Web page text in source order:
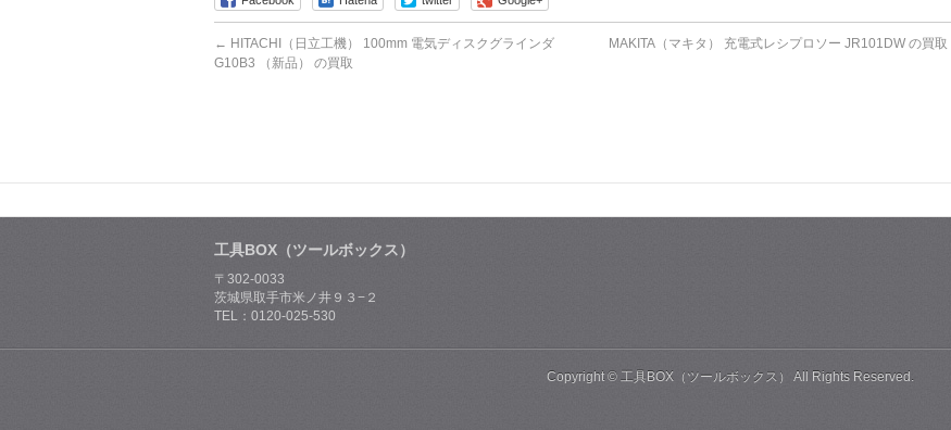
← HITACHI（日立工機） 100mm 電気ディスクグラインダ
G10B3 （新品） の買取
MAKITA（マキタ） 充電式レシプロソー JR101DW の買取
工具BOX（ツールボックス）
〒302-0033
茨城県取手市米ノ井９３−２
TEL：0120-025-530
Copyright © 工具BOX（ツールボックス） All Rights Reserved.